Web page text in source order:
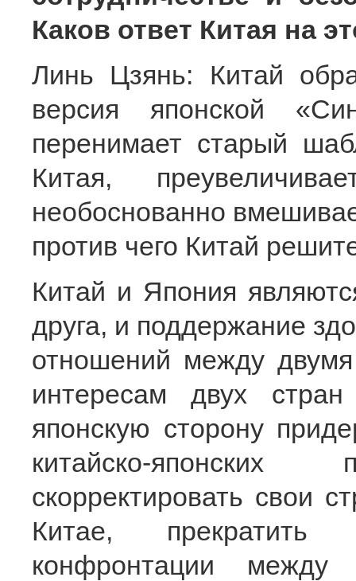
Каков ответ Китая на
Линь Цзянь: Китай
версия японской
перенимает старый
Китая,
необоснованно
против чего Китай
Китай и Япония
друга, и поддержание
отношений между
интересам двух
японскую сторону
китайско-японских
скорректировать свои
Китае,
конфронтации